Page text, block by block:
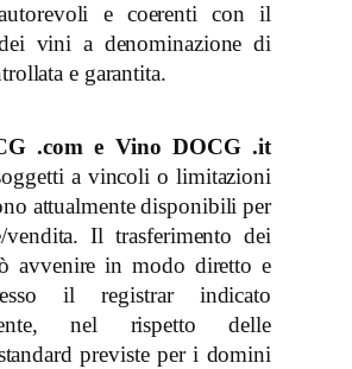
e coerenti con il
vini a denominazione di
e garantita.
.com e Vino DOCG .it
a vincoli o limitazioni
attualmente disponibili per
vendita. Il trasferimento dei
avvenire in modo diretto e
il registrar indicato
nel rispetto delle
previste per i domini